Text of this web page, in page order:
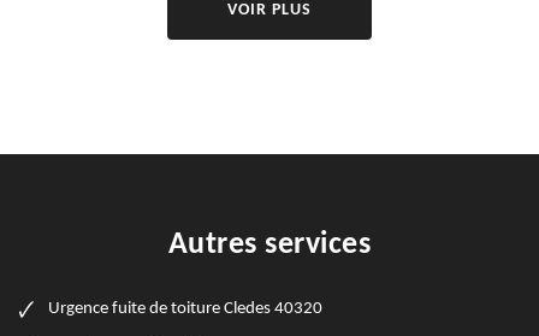
VOIR PLUS
Autres services
Urgence fuite de toiture Cledes 40320